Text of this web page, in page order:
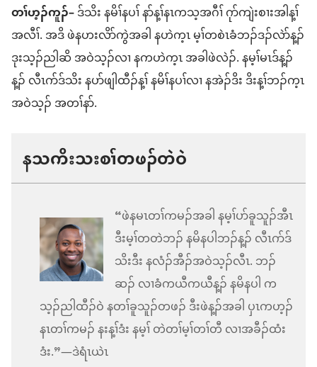
တၢ်ဟ့ၣ်ကူၣ်–ဒ်သိး နမိၢ်နပၢ် နာ်န့ၢ်နၤကသ့အဂီၢ် ဂုာ်ကျဲးစၢးအါန့ၢ်
အလီၢ်. အဒိ ဖဲနဟးလိာ်ကွဲအခါ နဟဲက့ၤ မ့ၢ်တစဲၤခံဘၣ်ဒၣ်လဲာ်န့ၣ်
ဒုးသ့ၣ်ညါဆိ အဝဲသ့ၣ်လၢ နကဟဲက့ၤ အခါဖဲလဲၣ်. နမ့ၢ်မၤဒ်န့ၣ်
န့ၣ် လီၤဂာ်ဒ်သိး နပာ်ဖျါထီၣ်န့ၢ် နမိၢ်နပၢ်လၢ နအဲၣ်ဒိး ဒိးန့ၢ်ဘၣ်က့ၤ
အဝဲသ့ၣ် အတၢ်နာ်.
နသကိးသးစၢ်တဖၣ်တဲဝဲ
“ဖဲနမၤတၢ်ကမၣ်အခါ နမ့ၢ်ပာ်ခူသူၣ်အီၤ
ဒီးမ့ၢ်တတဲဘၣ် နမိနပါဘၣ်န့ၣ် လီၤဂာ်ဒ်
သိးဒီး နလံၣ်အီၣ်အဝဲသ့ၣ်လီၤ. ဘၣ်
ဆၣ် လၢခံကယီကယီန့ၣ် နမိနပါ က
သ့ၣ်ညါထီၣ်ဝဲ နတၢ်ခူသူၣ်တဖၣ် ဒီးဖဲန့ၣ်အခါ ပှၤကဟ့ၣ်
နၤတၢ်ကမၣ် နးန့ၢ်ဒံး နမ့ၢ် တဲတၢ်မ့ၢ်တၢ်တီ လၢအခီၣ်ထံး
ဒံး.”—ဒဲရံၤယဲၤ